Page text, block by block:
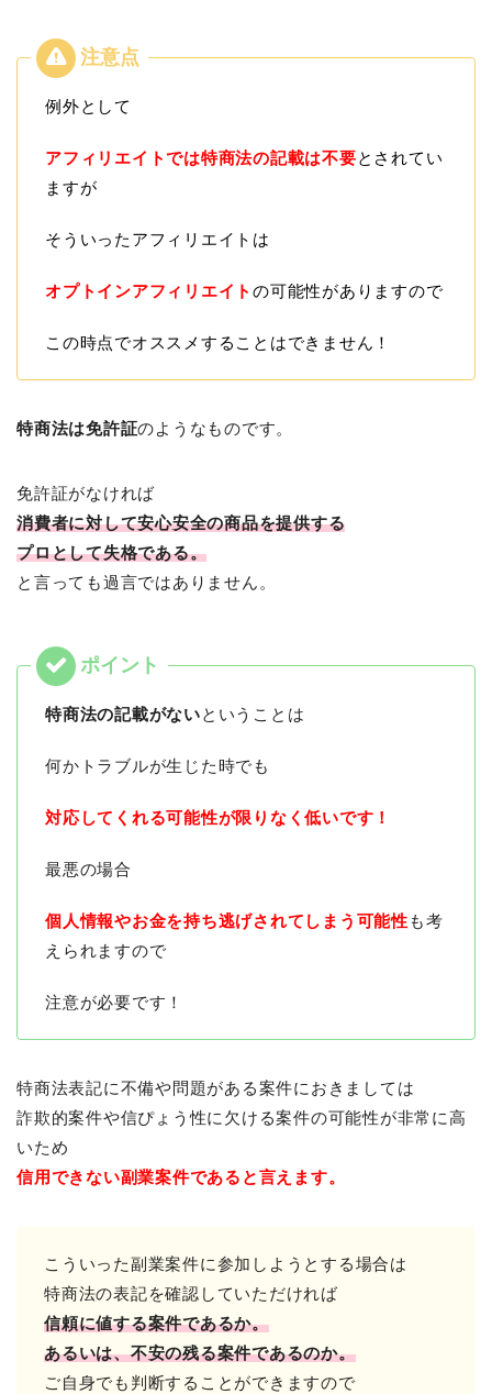
例外として
アフィリエイトでは特商法の記載は不要とされてい
ますが
そういったアフィリエイトは
オプトインアフィリエイトの可能性がありますので
この時点でオススメすることはできません！
特商法は免許証のようなものです。
免許証がなければ
消費者に対して安心安全の商品を提供する
プロとして失格である。
と言っても過言ではありません。
特商法の記載がないということは
何かトラブルが生じた時でも
対応してくれる可能性が限りなく低いです！
最悪の場合
個人情報やお金を持ち逃げされてしまう可能性 も考
えられますので
注意が必要です！
特商法表記に不備や問題がある案件におきましては
詐欺的案件や信ぴょう性に欠ける案件の可能性が非常に高
いため
信用できない副業案件であると言えます。
こういった副業案件に参加しようとする場合は
特商法の表記を確認していただければ
信頼に値する案件であるか。
あるいは、不安の残る案件であるのか。
ご自身でも判断することができますので